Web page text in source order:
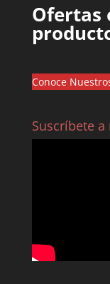
Ofertas
Conoce
Suscríbete